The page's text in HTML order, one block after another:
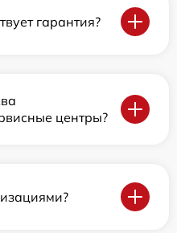
гарантия?
центры?